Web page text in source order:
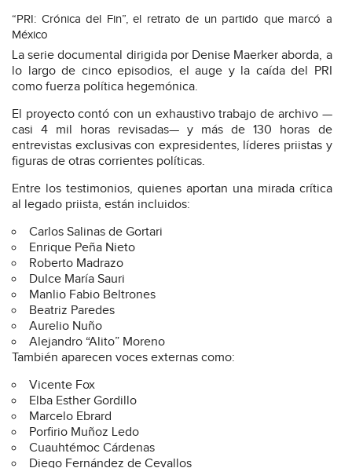
“PRI: Crónica del Fin”, el retrato de un partido que marcó a
México
La serie documental dirigida por Denise Maerker aborda, a
lo largo de cinco episodios, el auge y la caída del PRI
como fuerza política hegemónica.
El proyecto contó con un exhaustivo trabajo de archivo —
casi 4 mil horas revisadas— y más de 130 horas de
entrevistas exclusivas con expresidentes, líderes priistas y
figuras de otras corrientes políticas.
Entre los testimonios, quienes aportan una mirada crítica
al legado priista, están incluidos:
Carlos Salinas de Gortari
Enrique Peña Nieto
Roberto Madrazo
Dulce María Sauri
Manlio Fabio Beltrones
Beatriz Paredes
Aurelio Nuño
Alejandro “Alito” Moreno
También aparecen voces externas como:
Vicente Fox
Elba Esther Gordillo
Marcelo Ebrard
Porfirio Muñoz Ledo
Cuauhtémoc Cárdenas
Diego Fernández de Cevallos